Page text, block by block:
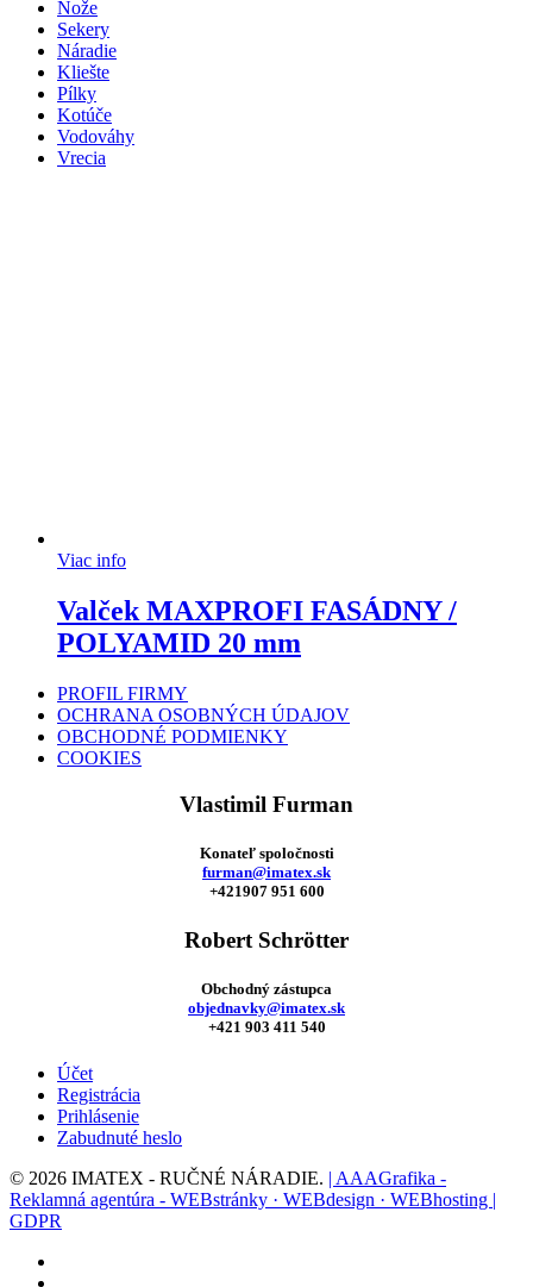
Nože
Sekery
Náradie
Kliešte
Pílky
Kotúče
Vodováhy
Vrecia
Viac info
Valček MAXPROFI FASÁDNY /
POLYAMID 20 mm
PROFIL FIRMY
OCHRANA OSOBNÝCH ÚDAJOV
OBCHODNÉ PODMIENKY
COOKIES
Vlastimil Furman
Konateľ spoločnosti
furman@imatex.sk
+421907 951 600
Robert Schrötter
Obchodný zástupca
objednavky@imatex.sk
+421 903 411 540
Účet
Registrácia
Prihlásenie
Zabudnuté heslo
© 2026 IMATEX - RUČNÉ NÁRADIE. | AAAGrafika -
Reklamná agentúra - WEBstránky · WEBdesign · WEBhosting |
GDPR